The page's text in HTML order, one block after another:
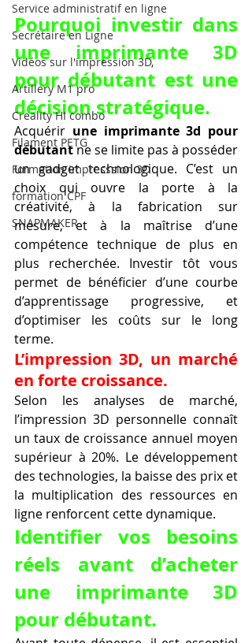
Service administratif en ligne
Secrétaire en Ligne
Vidéos sur l'impression 3D,
Artillery M1 pro
Creality HI combo
Filament PETG
Formation impresssion 3D
formation CPF
SNAPMAKER
Pourquoi investir dans
une imprimante 3D
pour débutant est une
décision stratégique.
Acquérir une imprimante 3d pour
débutant ne se limite pas à posséder
un gadget technologique. C’est un
choix qui ouvre la porte à la
créativité, à la fabrication sur
mesure, et à la maîtrise d’une
compétence technique de plus en
plus recherchée. Investir tôt vous
permet de bénéficier d’une courbe
d’apprentissage progressive, et
d’optimiser les coûts sur le long
terme.
L’impression 3D, un marché
en forte croissance.
Selon les analyses de marché,
l’impression 3D personnelle connaît
un taux de croissance annuel moyen
supérieur à 20%. Le développement
des technologies, la baisse des prix et
la multiplication des ressources en
ligne renforcent cette dynamique.
Identifier vos besoins
réels avant d’acheter
une imprimante 3D
pour débutant.